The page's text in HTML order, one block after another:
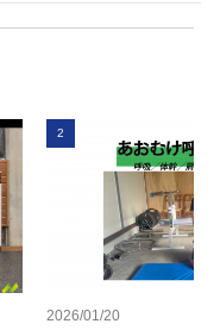
2
2026/01/20